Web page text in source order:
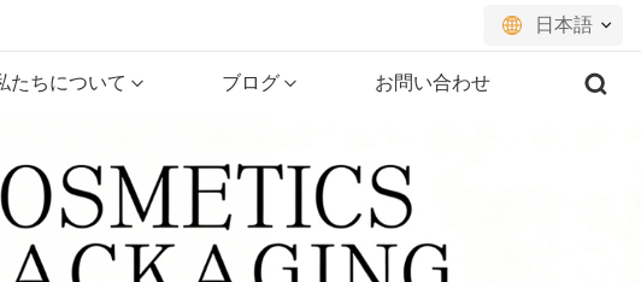
日本語
русский
たちについて ブログ お問い合わせ